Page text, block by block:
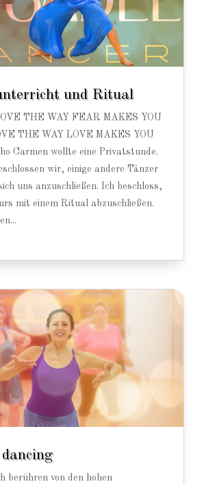
und Ritual
THE WAY FEAR MAKES YOU
THE WAY LOVE MAKES YOU
Carmen wollte eine Privatstunde.
wir, einige andere Tänzer
uns anzuschließen. Ich beschloss,
mit einem Ritual abzuschließen.
berühren von den hohen